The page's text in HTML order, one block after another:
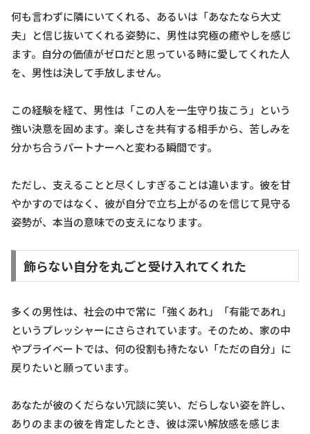
何も言わずに隣にいてくれる、あるいは「あなたなら大丈
夫」と信じ抜いてくれる姿勢に、男性は究極の癒やしを感じ
ます。自分の価値がゼロだと思っている時に愛してくれた人
を、男性は決して手放しません。
この経験を経て、男性は「この人を一生守り抜こう」という
強い決意を固めます。楽しさを共有する相手から、苦しみを
分かち合うパートナーへと変わる瞬間です。
ただし、支えることと尽くしすぎることは違います。彼を甘
やかすのではなく、彼が自分で立ち上がるのを信じて見守る
姿勢が、本当の意味での支えになります。
飾らない自分を丸ごと受け入れてくれた
多くの男性は、社会の中で常に「強くあれ」「有能であれ」
というプレッシャーにさらされています。そのため、家の中
やプライベートでは、何の役割も持たない「ただの自分」に
戻りたいと願っています。
あなたが彼のくだらない冗談に笑い、だらしない姿を許し、
ありのままの彼を肯定したとき、彼は深い解放感を感じま